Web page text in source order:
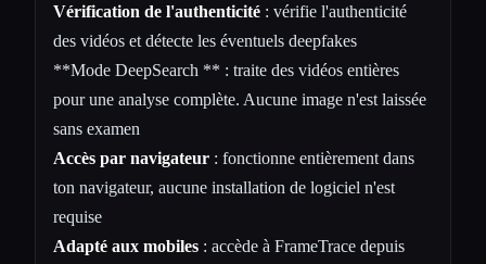
Vérification de l'authenticité : vérifie l'authenticité
des vidéos et détecte les éventuels deepfakes
**Mode DeepSearch ** : traite des vidéos entières
pour une analyse complète. Aucune image n'est laissée
sans examen
Accès par navigateur : fonctionne entièrement dans
ton navigateur, aucune installation de logiciel n'est
requise
Adapté aux mobiles : accède à FrameTrace depuis